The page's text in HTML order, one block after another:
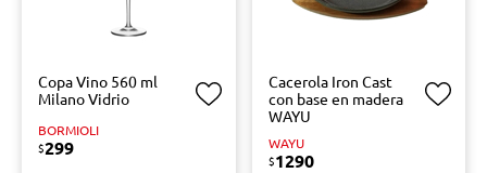
Copa Vino 560 ml
Milano Vidrio
BORMIOLI
$299
Cacerola Iron Cast
con base en madera
WAYU
WAYU
$1290